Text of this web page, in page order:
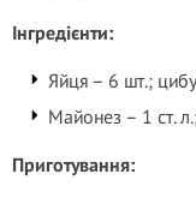
Інгредієнти:
Яйця – 6 шт.;
Майонез – 1 ст.
Приготування: